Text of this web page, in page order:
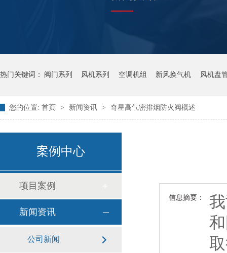
热门关键词： 阀门系列 风机系列 空调机组 新风换气机 风机盘
您的位置: 首页 > 新闻资讯 > 奇星高气密排烟防火阀概述
案例中心
项目案例
新闻资讯
公司新闻
信息摘要：